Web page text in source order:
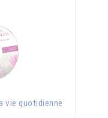
vie quotidienne